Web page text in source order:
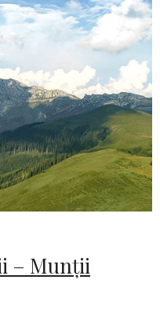
– Munții